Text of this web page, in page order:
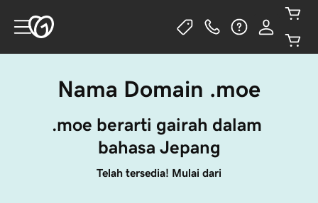
Nama Domain .moe
.moe berarti gairah dalam
bahasa Jepang
Telah tersedia! Mulai dari